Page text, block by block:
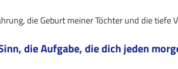
die Geburt meiner Töchter und die tiefe
die Aufgabe, die dich jeden